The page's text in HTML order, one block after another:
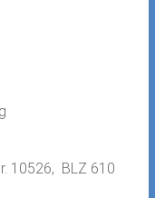
10526, BLZ 610